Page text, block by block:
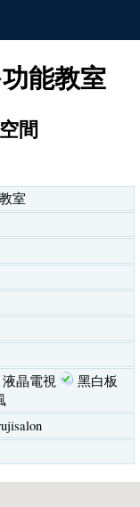
能教室
間
室
液晶電視
黑白板